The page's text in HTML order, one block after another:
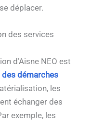
déplacer.
des services
d’Aisne NEO est
des démarches
les
échanger des
exemple, les